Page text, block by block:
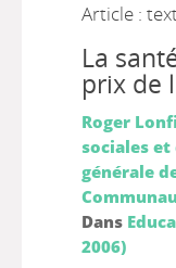
Article :
La
prix de
Roger
sociales
générale
Dans
2006)